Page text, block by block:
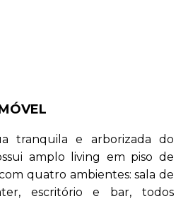
tranquila e arborizada do
amplo living em piso de
quatro ambientes: sala de
escritório e bar, todos